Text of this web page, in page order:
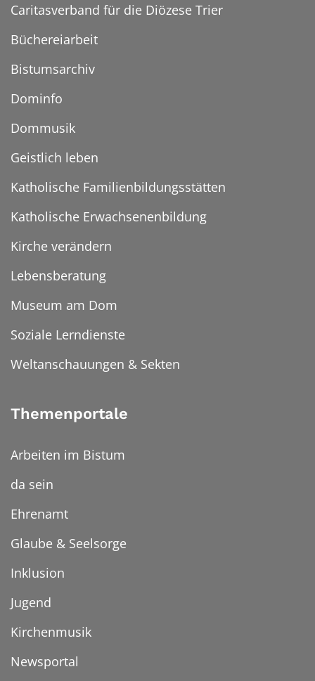
Caritasverband für die Diözese Trier
Büchereiarbeit
Bistumsarchiv
Dominfo
Dommusik
Geistlich leben
Katholische Familienbildungsstätten
Katholische Erwachsenenbildung
Kirche verändern
Lebensberatung
Museum am Dom
Soziale Lerndienste
Weltanschauungen & Sekten
Themenportale
Arbeiten im Bistum
da sein
Ehrenamt
Glaube & Seelsorge
Inklusion
Jugend
Kirchenmusik
Newsportal